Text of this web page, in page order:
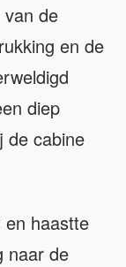
de
en de
diep
de cabine
en haastte
naar de